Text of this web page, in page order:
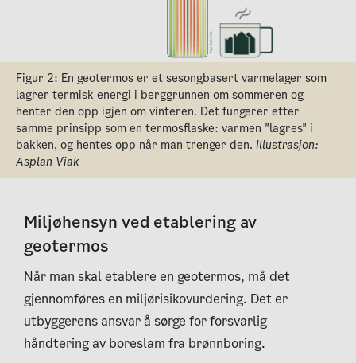
Figur 2: En geotermos er et sesongbasert varmelager som
lagrer termisk energi i berggrunnen om sommeren og
henter den opp igjen om vinteren. Det fungerer etter
samme prinsipp som en termosflaske: varmen "lagres" i
bakken, og hentes opp når man trenger den. Illustrasjon:
Asplan Viak
Miljøhensyn ved etablering av
geotermos
Når man skal etablere en geotermos, må det
gjennomføres en miljørisikovurdering. Det er
utbyggerens ansvar å sørge for forsvarlig
håndtering av boreslam fra brønnboring.